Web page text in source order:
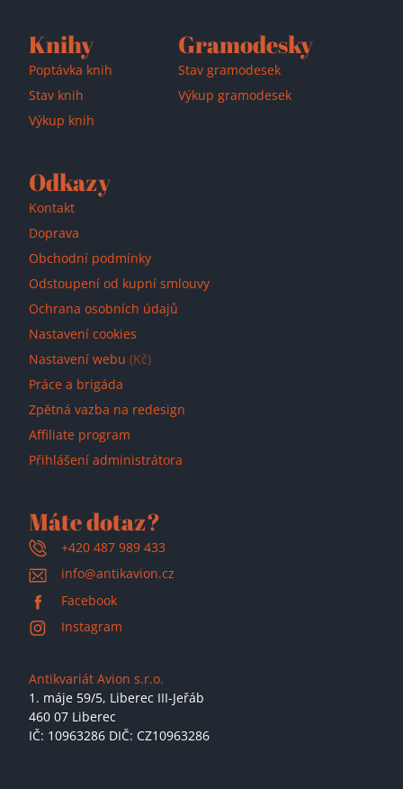
Knihy
Poptávka knih
Stav knih
Výkup knih
Gramodesky
Stav gramodesek
Výkup gramodesek
Odkazy
Kontakt
Doprava
Obchodní podmínky
Odstoupení od kupní smlouvy
Ochrana osobních údajů
Nastavení cookies
Nastavení webu (Kč)
Práce a brigáda
Zpětná vazba na redesign
Affiliate program
Přihlášení administrátora
Máte dotaz?
+420 487 989 433
info@antikavion.cz
Facebook
Instagram
Antikvariát Avion s.r.o.
1. máje 59/5, Liberec III-Jeřáb
460 07 Liberec
IČ: 10963286 DIČ: CZ10963286